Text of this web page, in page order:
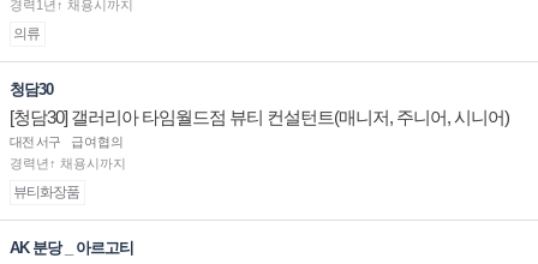
경력1년↑ 채용시까지
의류
청담30
[청담30] 갤러리아 타임월드점 뷰티 컨설턴트(매니저, 주니어, 시니어)
채용
대전 서구
급여협의
경력년↑ 채용시까지
뷰티화장품
AK 분당 _ 아르고티